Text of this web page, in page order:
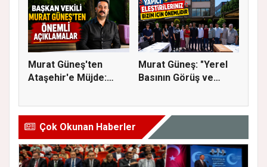
Murat Güneş'ten
Ataşehir'e Müjde:
Murat Güneş: "Yerel
Basının Görüş ve
Çok Okunan Haberler